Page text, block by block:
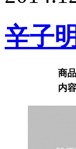
辛子
商
内